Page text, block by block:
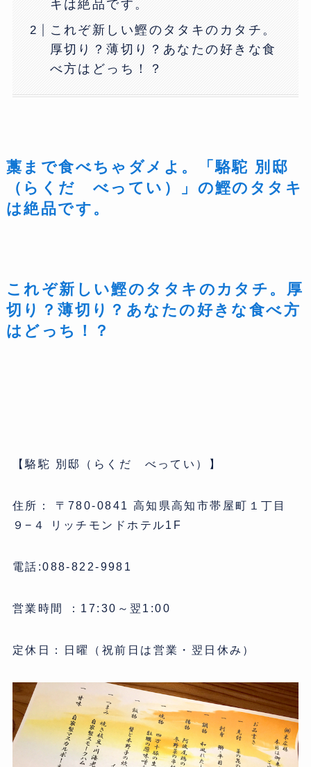
キは絶品です。
これぞ新しい鰹のタタキのカタチ。
厚切り？薄切り？あなたの好きな食
べ方はどっち！？
藁まで食べちゃダメよ。「駱駝 別邸
（らくだ べってい）」の鰹のタタキ
は絶品です。
これぞ新しい鰹のタタキのカタチ。厚
切り？薄切り？あなたの好きな食べ方
はどっち！？
【駱駝 別邸（らくだ べってい）】
住所： 〒780-0841 高知県高知市帯屋町１丁目
９−４ リッチモンドホテル1F
電話:088-822-9981
営業時間 ：17:30～翌1:00
定休日：日曜（祝前日は営業・翌日休み）